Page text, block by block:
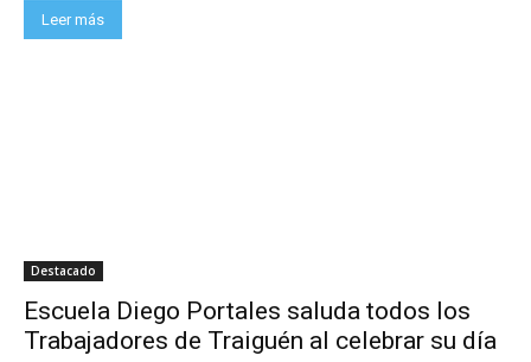
Leer más
Destacado
Escuela Diego Portales saluda todos los
Trabajadores de Traiguén al celebrar su día